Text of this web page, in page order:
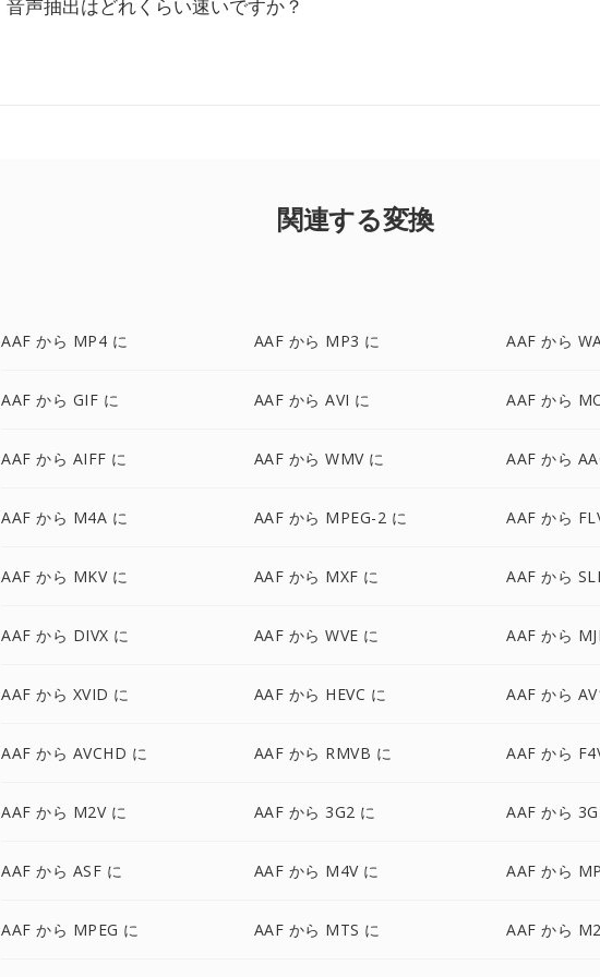
音声抽出はどれくらい速いですか？
関連する変換
AAF から MP4 に AAF から MP3 に AAF から
AAF から GIF に AAF から AVI に AAF から
AAF から AIFF に AAF から WMV に AAF から
AAF から M4A に AAF から MPEG-2 に AAF から
AAF から MKV に AAF から MXF に AAF から
AAF から DIVX に AAF から WVE に AAF から
AAF から XVID に AAF から HEVC に AAF から
AAF から AVCHD に AAF から RMVB に AAF から
AAF から M2V に AAF から 3G2 に AAF から
AAF から ASF に AAF から M4V に AAF から
AAF から MPEG に AAF から MTS に AAF から